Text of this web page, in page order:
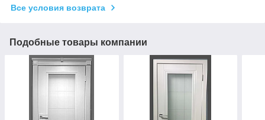
Все условия возврата
Подобные товары компании